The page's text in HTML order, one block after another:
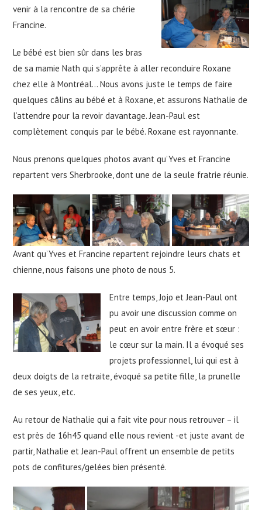
venir à la rencontre de sa chérie
Francine.
Le bébé est bien sûr dans les bras
de sa mamie Nath qui s’apprête à aller reconduire Roxane
chez elle à Montréal… Nous avons juste le temps de faire
quelques câlins au bébé et à Roxane, et assurons Nathalie de
l’attendre pour la revoir davantage. Jean-Paul est
complètement conquis par le bébé. Roxane est rayonnante.
Nous prenons quelques photos avant qu’Yves et Francine
repartent vers Sherbrooke, dont une de la seule fratrie réunie.
Avant qu’Yves et Francine repartent rejoindre leurs chats et
chienne, nous faisons une photo de nous 5.
Entre temps, Jojo et Jean-Paul ont
pu avoir une discussion comme on
peut en avoir entre frère et sœur :
le cœur sur la main. Il a évoqué ses
projets professionnel, lui qui est à
deux doigts de la retraite, évoqué sa petite fille, la prunelle
de ses yeux, etc.
Au retour de Nathalie qui a fait vite pour nous retrouver – il
est près de 16h45 quand elle nous revient -et juste avant de
partir, Nathalie et Jean-Paul offrent un ensemble de petits
pots de confitures/gelées bien présenté.